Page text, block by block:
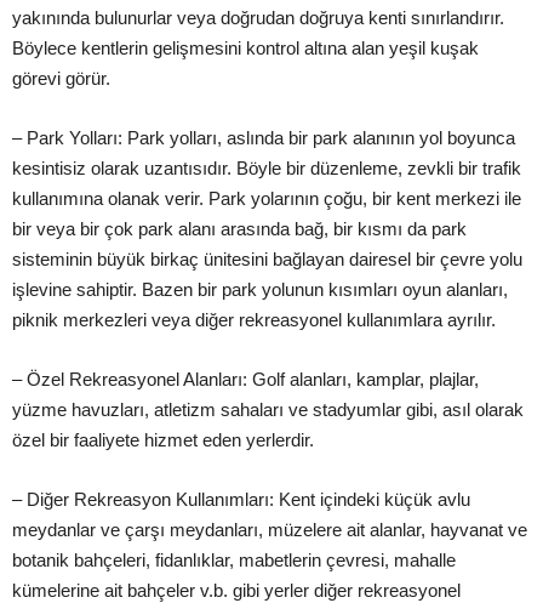
yakınında bulunurlar veya doğrudan doğruya kenti sınırlandırır.
Böylece kentlerin gelişmesini kontrol altına alan yeşil kuşak
görevi görür.
– Park Yolları: Park yolları, aslında bir park alanının yol boyunca
kesintisiz olarak uzantısıdır. Böyle bir düzenleme, zevkli bir trafik
kullanımına olanak verir. Park yolarının çoğu, bir kent merkezi ile
bir veya bir çok park alanı arasında bağ, bir kısmı da park
sisteminin büyük birkaç ünitesini bağlayan dairesel bir çevre yolu
işlevine sahiptir. Bazen bir park yolunun kısımları oyun alanları,
piknik merkezleri veya diğer rekreasyonel kullanımlara ayrılır.
– Özel Rekreasyonel Alanları: Golf alanları, kamplar, plajlar,
yüzme havuzları, atletizm sahaları ve stadyumlar gibi, asıl olarak
özel bir faaliyete hizmet eden yerlerdir.
– Diğer Rekreasyon Kullanımları: Kent içindeki küçük avlu
meydanlar ve çarşı meydanları, müzelere ait alanlar, hayvanat ve
botanik bahçeleri, fidanlıklar, mabetlerin çevresi, mahalle
kümelerine ait bahçeler v.b. gibi yerler diğer rekreasyonel